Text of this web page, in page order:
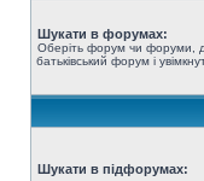
Шукати в форумах:
Оберіть форум чи форуми,
батьківський форум і
Шукати в підфорумах: